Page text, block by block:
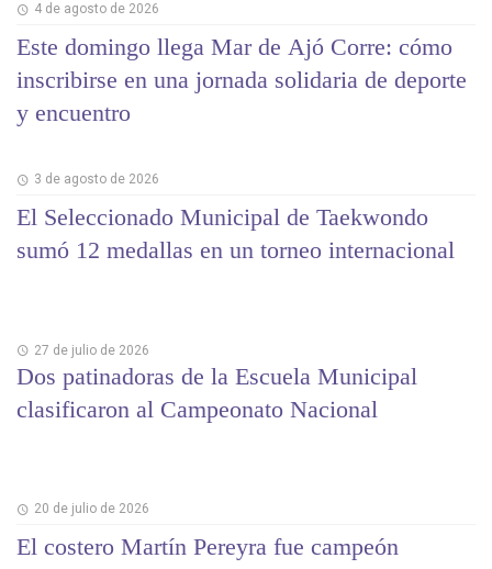
4 de agosto de 2026
Este domingo llega Mar de Ajó Corre: cómo
inscribirse en una jornada solidaria de deporte
y encuentro
3 de agosto de 2026
El Seleccionado Municipal de Taekwondo
sumó 12 medallas en un torneo internacional
27 de julio de 2026
Dos patinadoras de la Escuela Municipal
clasificaron al Campeonato Nacional
20 de julio de 2026
El costero Martín Pereyra fue campeón